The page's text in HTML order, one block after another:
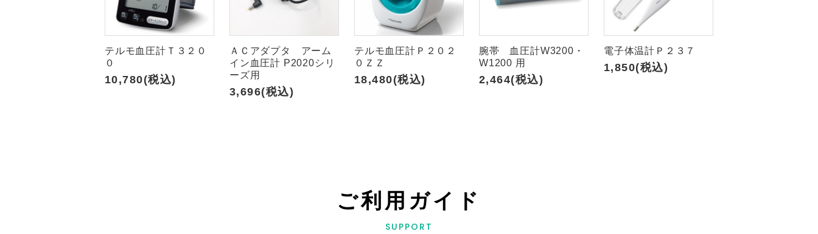
テルモ血圧計Ｔ３２０
０
10,780(税込)
ＡＣアダプタ アーム
イン血圧計 P2020シリ
ーズ用
3,696(税込)
テルモ血圧計Ｐ２０２
０ＺＺ
18,480(税込)
腕帯 血圧計W3200・
W1200 用
2,464(税込)
電子体温計Ｐ２３７
1,850(税込)
ご利用ガイド
SUPPORT